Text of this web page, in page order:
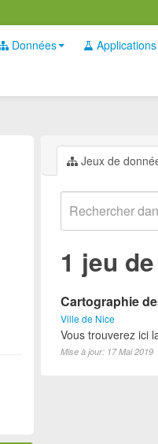
Données Applications
Jeux de
1 jeu
Cartographie
Ville de Nice
Vous trouverez ici
Mise à jour: 17 Mai 2019